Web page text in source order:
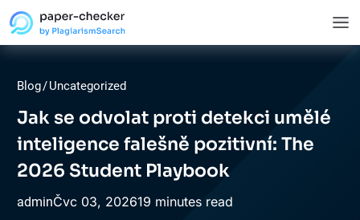
Blog/Uncategorized
Jak se odvolat proti detekci umělé
inteligence falešně pozitivní: The
2026 Student Playbook
adminČvc 03, 202619 minutes read